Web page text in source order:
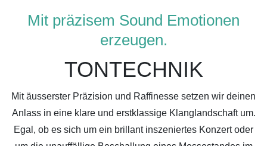
Mit präzisem Sound Emotionen
erzeugen.
TONTECHNIK
Mit äusserster Präzision und Raffinesse setzen wir deinen
Anlass in eine klare und erstklassige Klanglandschaft um.
Egal, ob es sich um ein brillant inszeniertes Konzert oder